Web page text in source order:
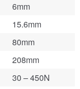
6mm
15.6mm
80mm
208mm
30 – 450N